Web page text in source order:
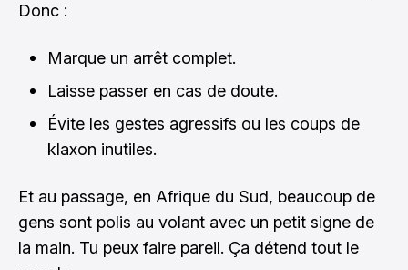
Donc :
Marque un arrêt complet.
Laisse passer en cas de doute.
Évite les gestes agressifs ou les coups de
klaxon inutiles.
Et au passage, en Afrique du Sud, beaucoup de
gens sont polis au volant avec un petit signe de
la main. Tu peux faire pareil. Ça détend tout le